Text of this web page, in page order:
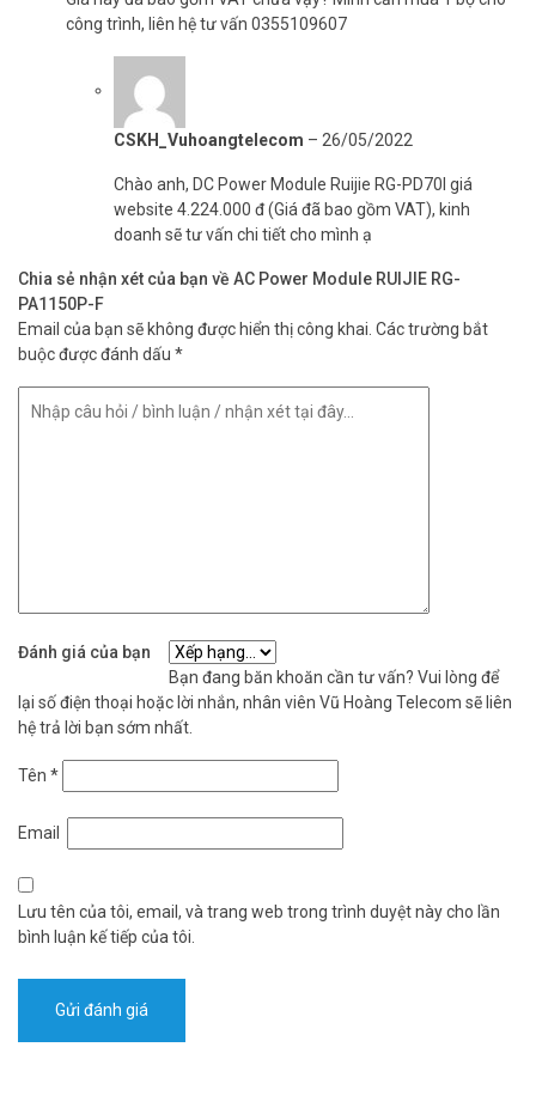
công trình, liên hệ tư vấn 0355109607
CSKH_Vuhoangtelecom – 26/05/2022
Chào anh, DC Power Module Ruijie RG-PD70I giá
website 4.224.000 đ (Giá đã bao gồm VAT), kinh
doanh sẽ tư vấn chi tiết cho mình ạ
Chia sẻ nhận xét của bạn về AC Power Module RUIJIE RG-
PA1150P-F
Email của bạn sẽ không được hiển thị công khai. Các trường bắt
buộc được đánh dấu *
Đánh giá của bạn
Bạn đang băn khoăn cần tư vấn? Vui lòng để
lại số điện thoại hoặc lời nhắn, nhân viên Vũ Hoàng Telecom sẽ liên
hệ trả lời bạn sớm nhất.
Tên *
Email
Lưu tên của tôi, email, và trang web trong trình duyệt này cho lần
bình luận kế tiếp của tôi.